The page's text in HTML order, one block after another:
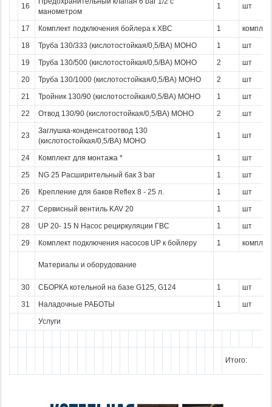
16
манометром
1 шт
17 Комплект подключения бойлера к ХВС 1 компл
18
Труба 130/333 (кислотостойкая/0,5/ВА) МОНО 1 шт
19
Труба 130/500 (кислотостойкая/0,5/ВА) МОНО 2 шт
20
Труба 130/1000 (кислотостойкая/0,5/ВА) МОНО 2 шт
21
Тройник 130/90 (кислотостойкая/0,5/ВА) МОНО 1 шт
22
Отвод 130/90 (кислотостойкая/0,5/ВА) МОНО 2 шт
23
Заглушка-конденсатоотвод 130
(кислотостойкая/0,5/ВА) МОНО
1 шт
24 Комплект для монтажа * 1 шт
25
NG 25 Расширительный бак 3 bar 1 шт
26
Крепление для баков Reflex 8 - 25 л. 1 шт
27
Сервисный вентиль KAV 20 1 шт
28
UP 20- 15 N Насос рециркуляции ГВС 1 шт
29
Комплект подключения насосов UP к бойлеру 1 компл
Материалы и оборудование
30
СБОРКА котельной на базе G125, G124 1 шт
31
Наладочные РАБОТЫ 1 шт
Услуги
Итого: